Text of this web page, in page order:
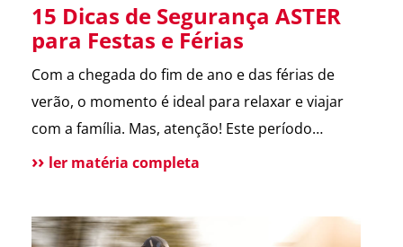
15 Dicas de Segurança ASTER
para Festas e Férias
Com a chegada do fim de ano e das férias de
verão, o momento é ideal para relaxar e viajar
com a família. Mas, atenção! Este período
também é marcado por um aumento de
segurança que destacamos ao longo de 2024.
ler matéria completa